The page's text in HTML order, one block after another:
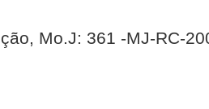
Mo.J: 361 -MJ-RC-